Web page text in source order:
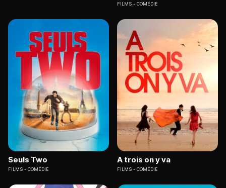
FILMS COMÉDIE
Seuls Two
FILMS COMÉDIE
A trois on y va
FILMS COMÉDIE